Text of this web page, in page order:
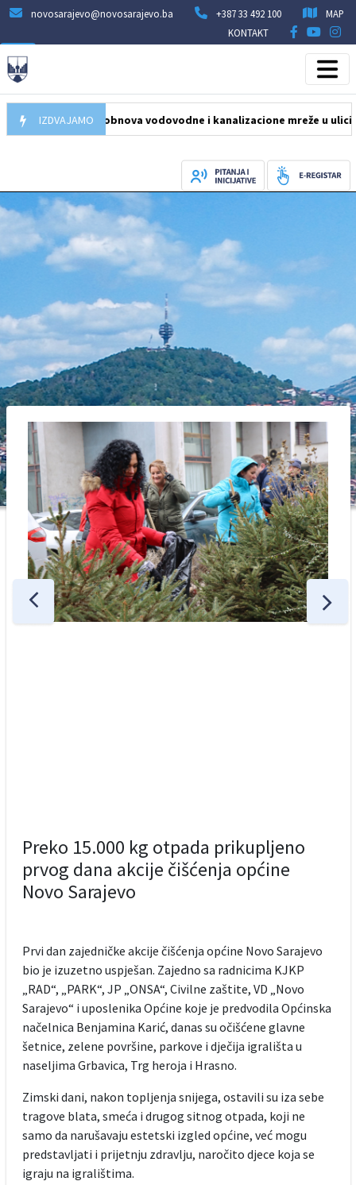
novosarajevo@novosarajevo.ba +387 33 492 100
MAP
KONTAKT
IZDVAJAMO
Počela obnova vodovodne i kanalizacione mreže u ulici
Preko 15.000 kg otpada prikupljeno
prvog dana akcije čišćenja općine
Novo Sarajevo
Prvi dan zajedničke akcije čišćenja općine Novo Sarajevo
bio je izuzetno uspješan. Zajedno sa radnicima KJKP
„RAD“, „PARK“, JP „ONSA“, Civilne zaštite, VD „Novo
Sarajevo“ i uposlenika Općine koje je predvodila Općinska
načelnica Benjamina Karić, danas su očišćene glavne
šetnice, zelene površine, parkove i dječija igrališta u
naseljima Grbavica, Trg heroja i Hrasno.
Zimski dani, nakon topljenja snijega, ostavili su iza sebe
tragove blata, smeća i drugog sitnog otpada, koji ne
samo da narušavaju estetski izgled općine, već mogu
predstavljati i prijetnju zdravlju, naročito djece koja se
igraju na igralištima.